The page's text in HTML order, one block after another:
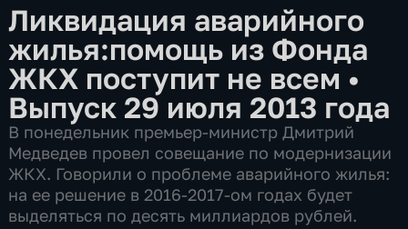
Ликвидация аварийного
жилья:помощь из Фонда
ЖКХ поступит не всем •
Выпуск 29 июля 2013 года
В понедельник премьер-министр Дмитрий
Медведев провел совещание по модернизации
ЖКХ. Говорили о проблеме аварийного жилья:
на ее решение в 2016-2017-ом годах будет
выделяться по десять миллиардов рублей.